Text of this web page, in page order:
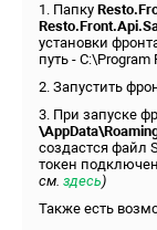
1. Папку
установки
путь -
2. Запустить
3. При запуске
создастся файл
токен
см. здесь)
Также есть